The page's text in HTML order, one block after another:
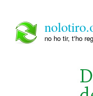
no ho tir, t'ho